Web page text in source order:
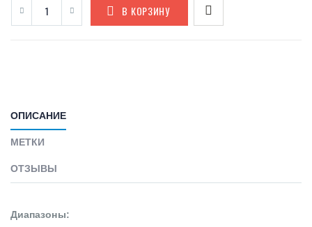
В КОРЗИНУ
ОПИСАНИЕ
МЕТКИ
ОТЗЫВЫ
Диапазоны: